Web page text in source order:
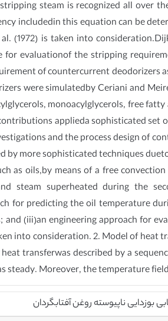
steam is recognized all over
includedin this equation can be
(1972) is taken into
evaluationof the stripping
of countercurrent deodorizers
were simulatedby Ceriani and
monoacylglycerols, free
applieda sophisticated set
and the process design of
by more sophisticated techniques
as oils,by means of a free
steam superheated during the
for predicting the oil temperature
and (iii)an engineering approach for
into consideration. 2. Model of heat
transferwas described by a
steady. Moreover, the temperature
بوزدایی ناپیوسته روغن آفتابگردان